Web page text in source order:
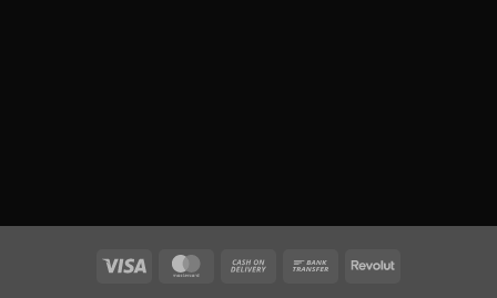
Vize MasterCardPlata
Transfer Revolut